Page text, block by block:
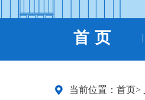
首 页 |
当前位置： 首页>